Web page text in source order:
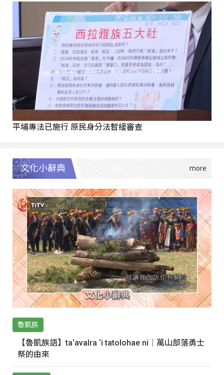
平埔專法已施行 原民身分法暫緩審查
文化小辭典
魯凱族
【魯凱族語】ta‘avalra ‘i tatolohae ni｜萬山部落勇士
祭的由來